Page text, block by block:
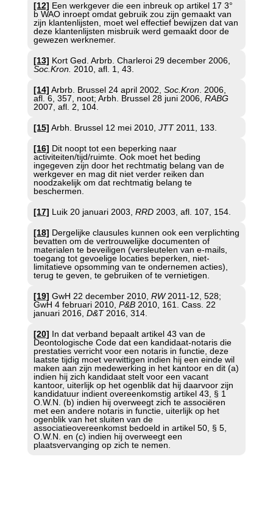
[12] Een werkgever die een inbreuk op artikel 17 3°
b WAO inroept omdat gebruik zou zijn gemaakt van
zijn klantenlijsten, moet wel effectief bewijzen dat van
deze klantenlijsten misbruik werd gemaakt door de
gewezen werknemer.
[13] Kort Ged. Arbrb. Charleroi 29 december 2006,
Soc.Kron. 2010, afl. 1, 43.
[14] Arbrb. Brussel 24 april 2002, Soc.Kron. 2006,
afl. 6, 357, noot; Arbh. Brussel 28 juni 2006, RABG
2007, afl. 2, 104.
[15] Arbh. Brussel 12 mei 2010, JTT 2011, 133.
[16] Dit noopt tot een beperking naar
activiteiten/tijd/ruimte. Ook moet het beding
ingegeven zijn door het rechtmatig belang van de
werkgever en mag dit niet verder reiken dan
noodzakelijk om dat rechtmatig belang te
beschermen.
[17] Luik 20 januari 2003, RRD 2003, afl. 107, 154.
[18] Dergelijke clausules kunnen ook een verplichting
bevatten om de vertrouwelijke documenten of
materialen te beveiligen (versleutelen van e-mails,
toegang tot gevoelige locaties beperken, niet-
limitatieve opsomming van te ondernemen acties),
terug te geven, te gebruiken of te vernietigen.
[19] GwH 22 december 2010, RW2011-12, 528;
GwH 4 februari 2010, P&B2010, 161. Cass. 22
januari 2016, D&T2016, 314.
[20] In dat verband bepaalt artikel 43 van de
Deontologische Code dat een kandidaat-notaris die
prestaties verricht voor een notaris in functie, deze
laatste tijdig moet verwittigen indien hij een einde wil
maken aan zijn medewerking in het kantoor en dit (a)
indien hij zich kandidaat stelt voor een vacant
kantoor, uiterlijk op het ogenblik dat hij daarvoor zijn
kandidatuur indient overeenkomstig artikel 43, § 1
O.W.N. (b) indien hij overweegt zich te associëren
met een andere notaris in functie, uiterlijk op het
ogenblik van het sluiten van de
associatieovereenkomst bedoeld in artikel 50, § 5,
O.W.N. en (c) indien hij overweegt een
plaatsvervanging op zich te nemen.